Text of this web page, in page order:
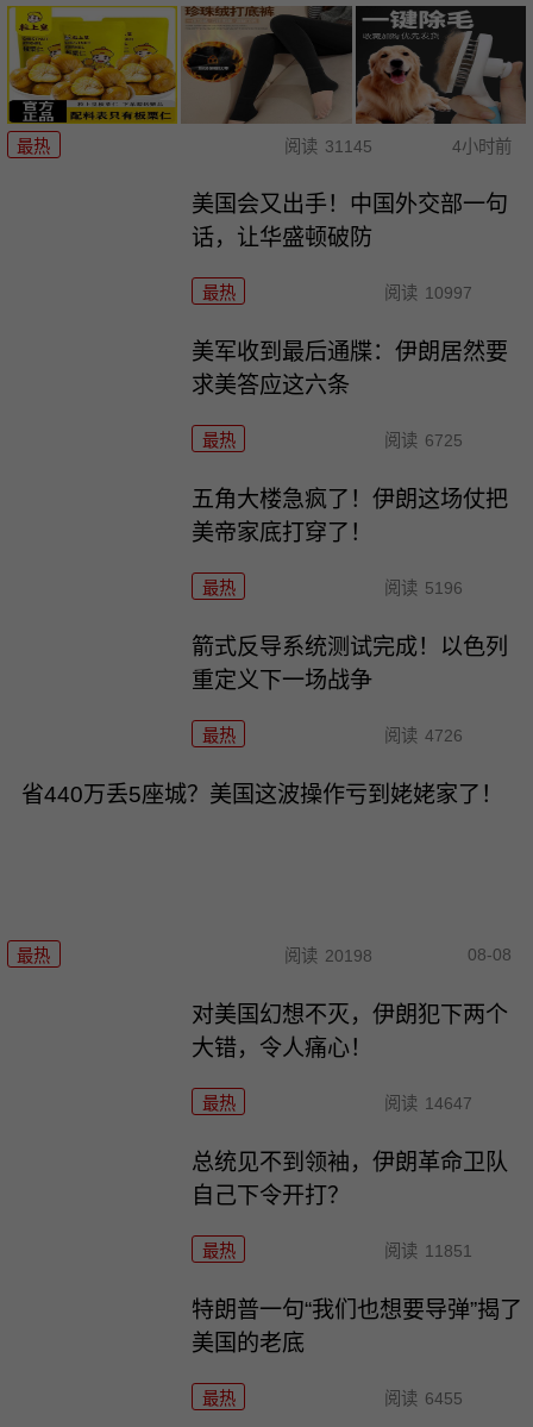
最热 阅读 31145 4小时前
美国会又出手！中国外交部一句
话，让华盛顿破防
最热 阅读 10997
美军收到最后通牒：伊朗居然要
求美答应这六条
最热 阅读 6725
五角大楼急疯了！伊朗这场仗把
美帝家底打穿了！
最热 阅读 5196
箭式反导系统测试完成！以色列
重定义下一场战争
最热 阅读 4726
省440万丢5座城？美国这波操作亏到姥姥家了！
最热 阅读 20198 08-08
对美国幻想不灭，伊朗犯下两个
大错，令人痛心！
最热 阅读 14647
总统见不到领袖，伊朗革命卫队
自己下令开打？
最热 阅读 11851
特朗普一句“我们也想要导弹”揭了
美国的老底
最热 阅读 6455